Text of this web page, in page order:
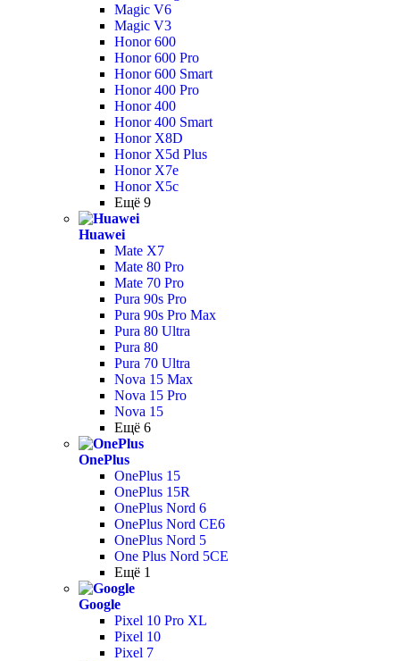
Magic V6
Magic V3
Honor 600
Honor 600 Pro
Honor 600 Smart
Honor 400 Pro
Honor 400
Honor 400 Smart
Honor X8D
Honor X5d Plus
Honor X7e
Honor X5c
Ещё 9
Huawei
Mate X7
Mate 80 Pro
Mate 70 Pro
Pura 90s Pro
Pura 90s Pro Max
Pura 80 Ultra
Pura 80
Pura 70 Ultra
Nova 15 Max
Nova 15 Pro
Nova 15
Ещё 6
OnePlus
OnePlus 15
OnePlus 15R
OnePlus Nord 6
OnePlus Nord CE6
OnePlus Nord 5
One Plus Nord 5CE
Ещё 1
Google
Pixel 10 Pro XL
Pixel 10
Pixel 7